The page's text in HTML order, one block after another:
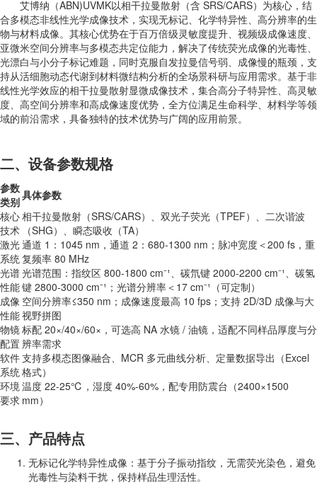
艾博纳（ABN)UVMK以相干拉曼散射（含 SRS/CARS）为核心，结
合多模态非线性光学成像技术，实现无标记、化学特异性、高分辨率的生
物与材料成像。其核心优势在于百万倍级灵敏度提升、视频级成像速度、
亚微米空间分辨率与多模态共定位能力，解决了传统荧光成像的光毒性、
光漂白与小分子标记难题，同时克服自发拉曼信号弱、成像慢的瓶颈，支
持从活细胞动态代谢到材料微结构分析的全场景科研与应用需求。基于非
线性光学效应的相干拉曼散射显微成像技术，集合高分子特异性、高灵敏
度、高空间分辨率和高成像速度优势，全方位满足生命科学、材料学等领
域的前沿需求，具备独特的技术优势与广阔的应用前景。
二、设备参数规格
参数
类别具体参数
核心
技术
相干拉曼散射（SRS/CARS）、双光子荧光（TPEF）、二次谐波
（SHG）、瞬态吸收（TA）
激光
系统
通道 1：1045 nm，通道 2：680-1300 nm；脉冲宽度＜200 fs，重
复频率 80 MHz
光谱
性能
光谱范围：指纹区 800-1800 cm⁻¹、碳氘键 2000-2200 cm⁻¹、碳氢
键 2800-3000 cm⁻¹；光谱分辨率＜17 cm⁻¹（可定制）
成像
性能
空间分辨率≤350 nm；成像速度最高 10 fps；支持 2D/3D 成像与大
视野拼图
物镜
配置
标配 20×/40×/60×，可选高 NA 水镜 / 油镜，适配不同样品厚度与分
辨率需求
软件
系统
支持多模态图像融合、MCR 多元曲线分析、定量数据导出（Excel
格式）
环境
要求
温度 22-25℃，湿度 40%-60%，配专用防震台（2400×1500
mm）
三、产品特点
无标记化学特异性成像：基于分子振动指纹，无需荧光染色，避免
光毒性与染料干扰，保持样品生理活性。